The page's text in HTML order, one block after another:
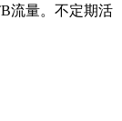
流量。不定期活